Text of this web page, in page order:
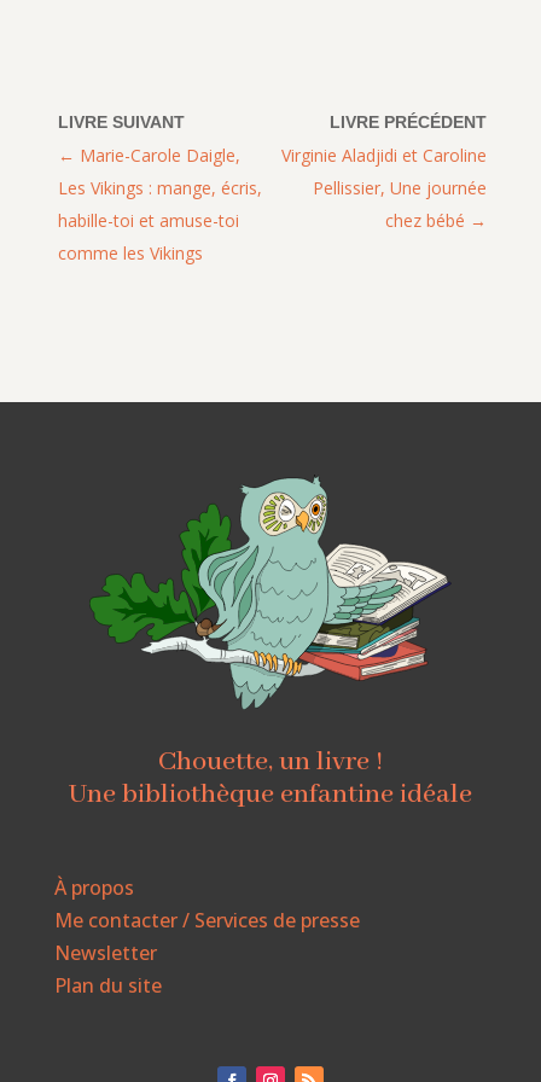
Virginie Aladjidi et Caroline
Pellissier, Une journée
chez bébé
Marie-Carole Daigle,
Les Vikings : mange, écris,
habille-toi et amuse-toi
comme les Vikings
Chouette, un livre !
Une bibliothèque enfantine idéale
À propos
Me contacter / Services de presse
Newsletter
Plan du site